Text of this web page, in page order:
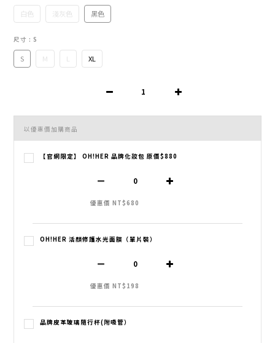
白色 淺灰色 黑色
尺寸 : S
S M L XL
以優惠價加購商品
【官網限定】 OH!HER 品牌化妝包 原價$880
優惠價 NT$680
OH!HER 活顏修護水光面膜（單片裝）
優惠價 NT$198
品牌皮革玻璃隨行杯(附吸管）